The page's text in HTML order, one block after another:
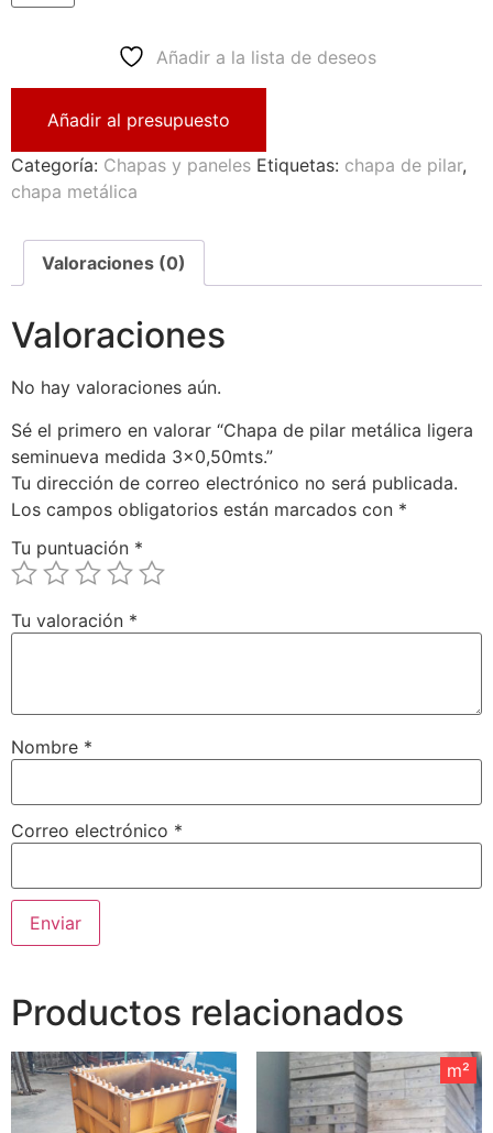
Añadir a la lista de deseos
Añadir al presupuesto
Categoría: Chapas y paneles Etiquetas: chapa de pilar,
chapa metálica
Valoraciones (0)
Valoraciones
No hay valoraciones aún.
Sé el primero en valorar “Chapa de pilar metálica ligera
seminueva medida 3×0,50mts.”
Tu dirección de correo electrónico no será publicada.
Los campos obligatorios están marcados con *
Tu puntuación *
Tu valoración *
Nombre *
Correo electrónico *
Productos relacionados
m²
m²